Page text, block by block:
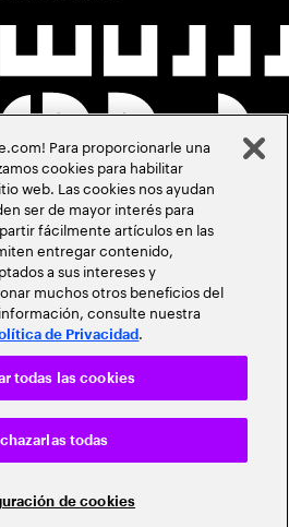
Para proporcionarle una
cookies para habilitar
web. Las cookies nos ayudan
ser de mayor interés para
fácilmente artículos en las
entregar contenido,
a sus intereses y
muchos otros beneficios del
consulte nuestra
de Privacidad .
de cookies
todas
todas las cookies